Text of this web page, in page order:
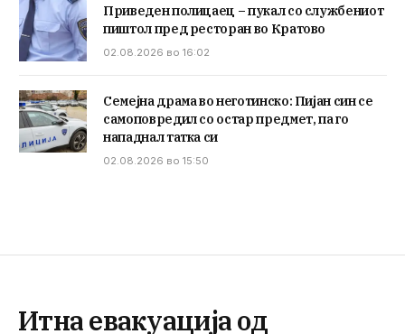
Приведен полицаец – пукал со службениот
пиштол пред ресторан во Кратово
02.08.2026 во 16:02
Семејна драма во неготинско: Пијан син се
самоповредил со остар предмет, па го
нападнал татка си
02.08.2026 во 15:50
Итна евакуација од